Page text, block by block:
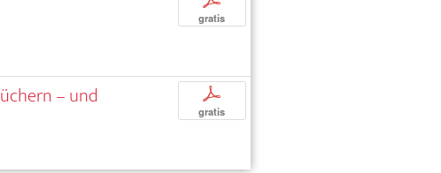
gratis
– und p
gratis